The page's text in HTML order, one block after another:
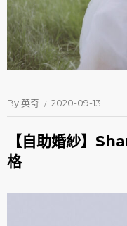
By英奇 2020-09-13
【自助婚紗】
格